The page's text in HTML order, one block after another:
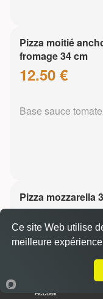
Pizza moitié
fromage 34 cm
12.50 €
Base sauce
Pizza mozzarella
13.50 €
Base sauce
Accueil
Ce site Web utilise
meilleure